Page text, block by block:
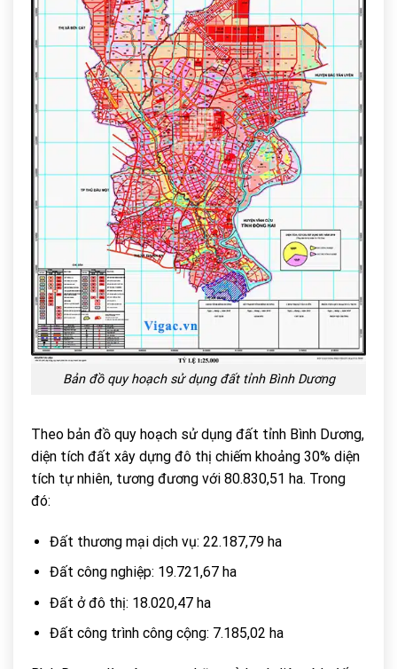
Bản đồ quy hoạch sử dụng đất tỉnh Bình Dương
Theo bản đồ quy hoạch sử dụng đất tỉnh Bình Dương,
diện tích đất xây dựng đô thị chiếm khoảng 30% diện
tích tự nhiên, tương đương với 80.830,51 ha. Trong
đó:
Đất thương mại dịch vụ: 22.187,79 ha
Đất công nghiệp: 19.721,67 ha
Đất ở đô thị: 18.020,47 ha
Đất công trình công cộng: 7.185,02 ha